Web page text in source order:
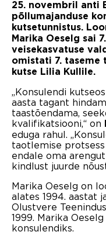
25. novembril anti
põllumajanduse
kutsetunnistus.
Marika Oeselg sai
veisekasvatuse
omistati 7. taseme
kutse Lilia Kullile.
„Konsulendi
aasta tagant
taastõendama,
kvalifikatsiooni,“ on
eduga rahul.
taotlemise
endale oma
kindlust juurde
Marika Oeselg on
alates 1994. aastat
Olustvere
1999. Marika
konsulendiks.